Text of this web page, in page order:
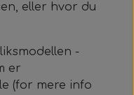
eller hvor du
-
er
(for mere info